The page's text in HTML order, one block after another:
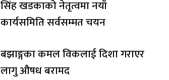
सिंह खडकाको नेतृत्वमा नयाँ
कार्यसमिति सर्वसम्मत चयन
बझाङ्गका कमल विकलाई दिशा गराएर
लागु औषध बरामद